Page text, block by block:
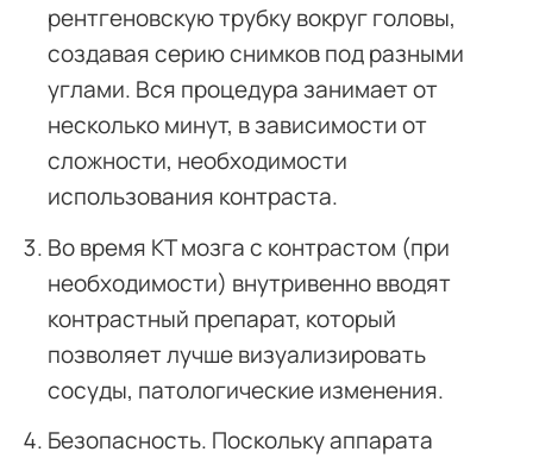
рентгеновскую трубку вокруг головы,
создавая серию снимков под разными
углами. Вся процедура занимает от
несколько минут, в зависимости от
сложности, необходимости
использования контраста.
Во время КТ мозга с контрастом (при
необходимости) внутривенно вводят
контрастный препарат, который
позволяет лучше визуализировать
сосуды, патологические изменения.
Безопасность. Поскольку аппарата